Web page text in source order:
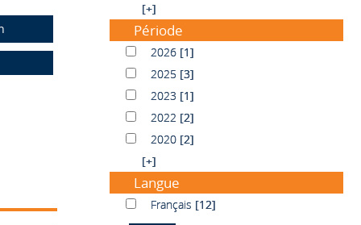
[+]
Période
20262026 [1]
20252025 [3]
20232023 [1]
20222022 [2]
20202020 [2]
[+]
Langue
FrançaisFrançais [12]